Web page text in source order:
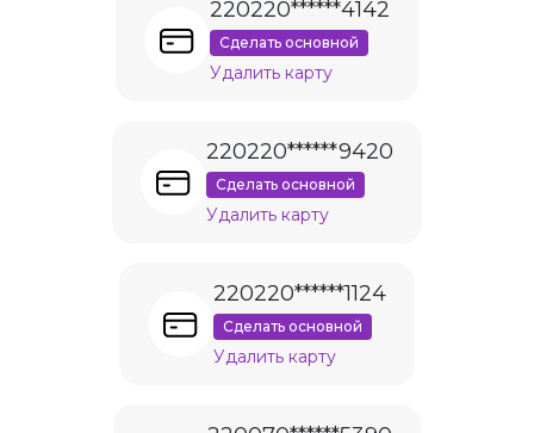
220220******4142
Сделать основной
Удалить карту
220220******9420
Сделать основной
Удалить карту
220220******1124
Сделать основной
Удалить карту